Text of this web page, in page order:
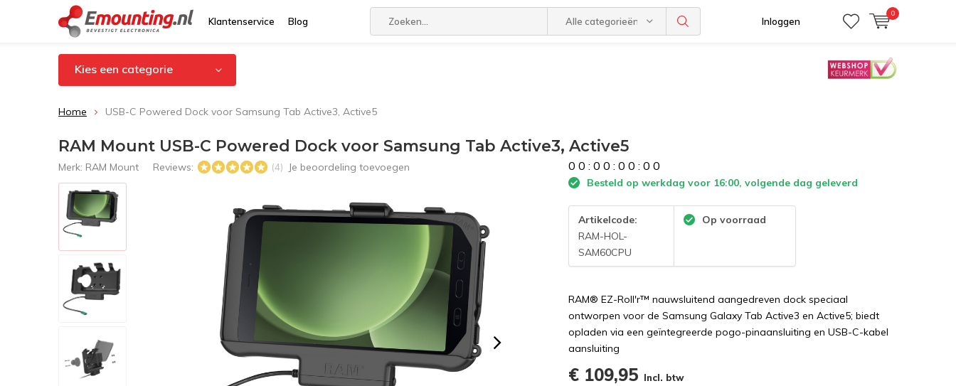
Klantenservice Blog Alle categorieën Inloggen
0
Kies een categorie
Home USB-C Powered Dock voor Samsung Tab Active3, Active5
RAM Mount USB-C Powered Dock voor Samsung Tab Active3, Active5
Merk: RAM Mount Reviews: (4) Je beoordeling toevoegen 0 0 :0 0 :0 0 :0 0
Besteld op werkdag voor 16:00, volgende dag geleverd
Artikelcode:
RAM-HOL-
SAM60CPU
Op voorraad
RAM® EZ-Roll'r™ nauwsluitend aangedreven dock speciaal
ontworpen voor de Samsung Galaxy Tab Active3 en Active5; biedt
opladen via een geïntegreerde pogo-pinaansluiting en USB-C-kabel
aansluiting
€ 109,95 Incl. btw